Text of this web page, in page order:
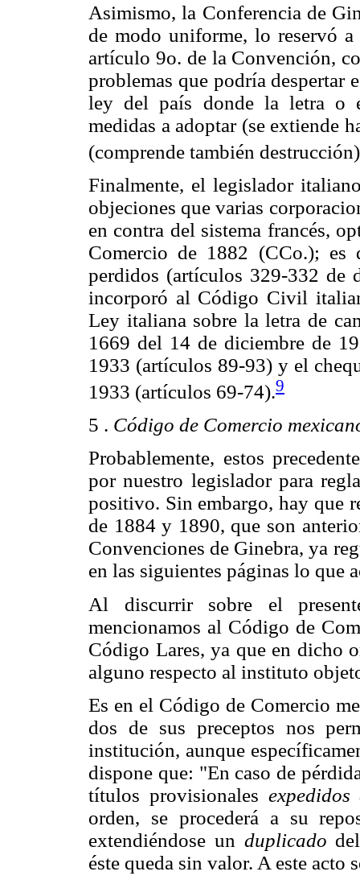
Asimismo, la Conferencia de
de modo uniforme, lo reservó
artículo 9o. de la Convención,
problemas que podría despertar
ley del país donde la letra o
medidas a adoptar (se extiende
(comprende también
Finalmente, el legislador
objeciones que varias
en contra del sistema francés,
Comercio de 1882 (CCo.);
perdidos (artículos 329-332 de
incorporó al Código Civil
Ley italiana sobre la letra de
1669 del 14 de diciembre de
1933 (artículos 89-93) y el
1933 (artículos 69-74).9
5 . Código de Comercio
Probablemente, estos
por nuestro legislador para
positivo. Sin embargo, hay que
de 1884 y 1890, que son
Convenciones de Ginebra, ya
en las siguientes páginas lo que
Al discurrir sobre el
mencionamos al Código de
Código Lares, ya que en dicho
alguno respecto al instituto
Es en el Código de Comercio
dos de sus preceptos nos
institución, aunque
dispone que: "En caso de
títulos provisionales
orden, se procederá a su
extendiéndose un duplicado
éste queda sin valor. A este acto